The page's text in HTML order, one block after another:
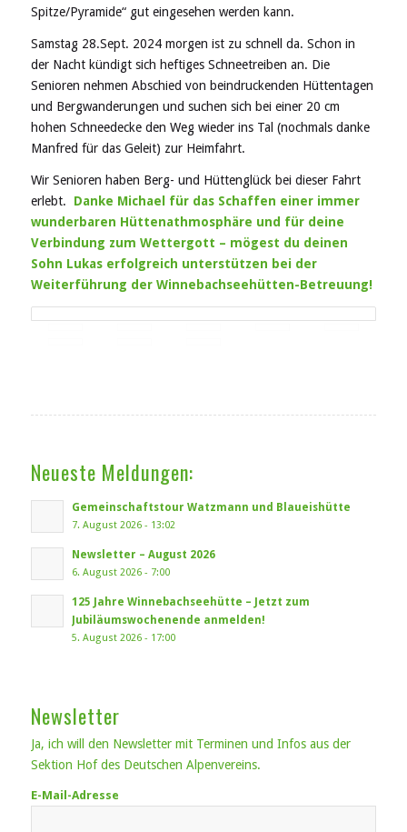
Spitze/Pyramide“ gut eingesehen werden kann.
Samstag 28.Sept. 2024 morgen ist zu schnell da. Schon in
der Nacht kündigt sich heftiges Schneetreiben an. Die
Senioren nehmen Abschied von beindruckenden Hüttentagen
und Bergwanderungen und suchen sich bei einer 20 cm
hohen Schneedecke den Weg wieder ins Tal (nochmals danke
Manfred für das Geleit) zur Heimfahrt.
Wir Senioren haben Berg- und Hüttenglück bei dieser Fahrt
erlebt. Danke Michael für das Schaffen einer immer
wunderbaren Hüttenathmosphäre und für deine
Verbindung zum Wettergott – mögest du deinen
Sohn Lukas erfolgreich unterstützen bei der
Weiterführung der Winnebachseehütten-Betreuung!
Neueste Meldungen:
Gemeinschaftstour Watzmann und Blaueishütte
7. August 2026 - 13:02
Newsletter – August 2026
6. August 2026 - 7:00
125 Jahre Winnebachseehütte – Jetzt zum
Jubiläumswochenende anmelden!
5. August 2026 - 17:00
Newsletter
Ja, ich will den Newsletter mit Terminen und Infos aus der
Sektion Hof des Deutschen Alpenvereins.
E-Mail-Adresse